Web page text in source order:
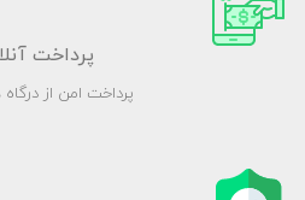
پرداخت
پرداخت امن از